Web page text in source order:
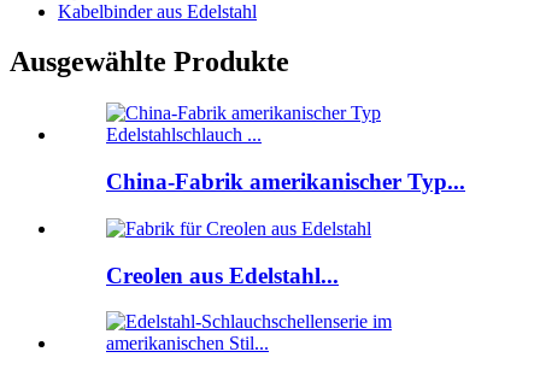
Kabelbinder aus Edelstahl
Ausgewählte Produkte
China-Fabrik amerikanischer Typ...
Creolen aus Edelstahl...